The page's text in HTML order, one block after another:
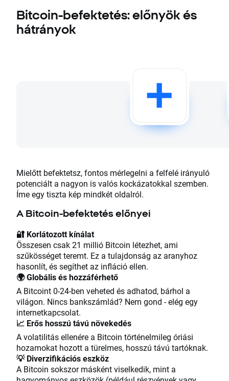
Bitcoin-befektetés: előnyök és
hátrányok
Mielőtt befektetsz, fontos mérlegelni a felfelé irányuló
potenciált a nagyon is valós kockázatokkal szemben.
Íme egy tiszta kép mindkét oldalról.
A Bitcoin-befektetés előnyei
🔐 Korlátozott kínálat
Összesen csak 21 millió Bitcoin létezhet, ami
szűkösséget teremt. Ez a tulajdonság az aranyhoz
hasonlít, és segíthet az infláció ellen.
🌍 Globális és hozzáférhető
A Bitcoint 0-24-ben veheted és adhatod, bárhol a
világon. Nincs bankszámlád? Nem gond - elég egy
internetkapcsolat.
📈 Erős hosszú távú növekedés
A volatilitás ellenére a Bitcoin történelmileg óriási
hozamokat hozott a türelmes, hosszú távú tartóknak.
💡 Diverzifikációs eszköz
A Bitcoin sokszor másként viselkedik, mint a